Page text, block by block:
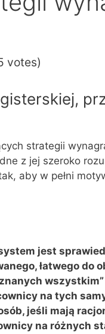
votes)
strategii
z jej szeroko
aby w pełni
jest
łatwego do
wszystkim”
na tych
jeśli mają
na różnych